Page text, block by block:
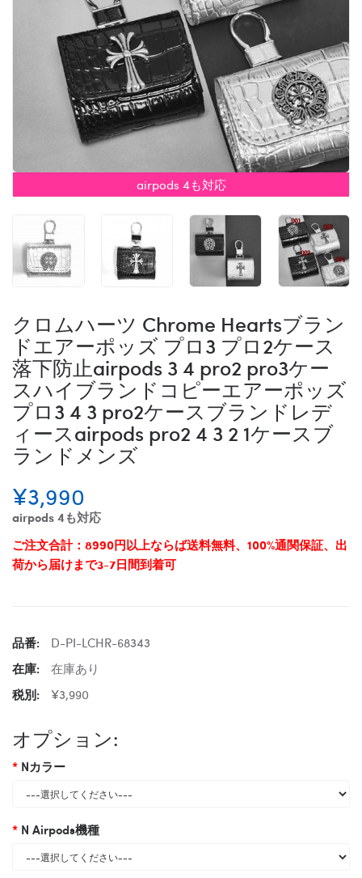
airpods 4も対応
クロムハーツ Chrome Heartsブラン
ドエアーポッズ プロ3 プロ2ケース
落下防止airpods 3 4 pro2 pro3ケー
スハイブランドコピーエアーポッズ
プロ3 4 3 pro2ケースブランドレデ
ィースairpods pro2 4 3 2 1ケースブ
ランドメンズ
¥3,990
airpods 4も対応
ご注文合計：8990円以上ならば送料無料、100%通関保証、出
荷から届けまで3-7日間到着可
品番:
D-PI-LCHR-68343
在庫:
在庫あり
税別:
¥3,990
オプション:
Nカラー
N Airpods機種